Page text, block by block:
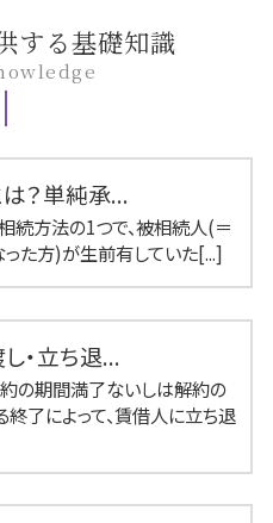
する基礎知識
？単純承...
続方法の1つで、被相続人(＝
った方)が生前有していた[...]
・立ち退...
の期間満了ないしは解約の
終了によって、賃借人に立ち退